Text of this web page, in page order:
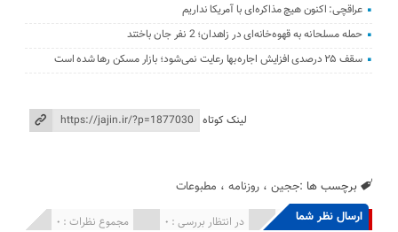
عراقچی: اکنون هیچ مذاکره‌ای با آمریکا نداریم
حمله مسلحانه به قهوه‌خانه‌ای در زاهدان؛ 2 نفر جان باختند
سقف ۲۵ درصدی افزایش اجاره‌بها رعایت نمی‌شود؛ بازار مسکن رها شده است
لینک کوتاه
برچسب ها :ججین ،روزنامه ، مطبوعات
ارسال نظر شما مجموع نظرات : 0 در انتظار بررسی : 0 انتشار یافته : 0